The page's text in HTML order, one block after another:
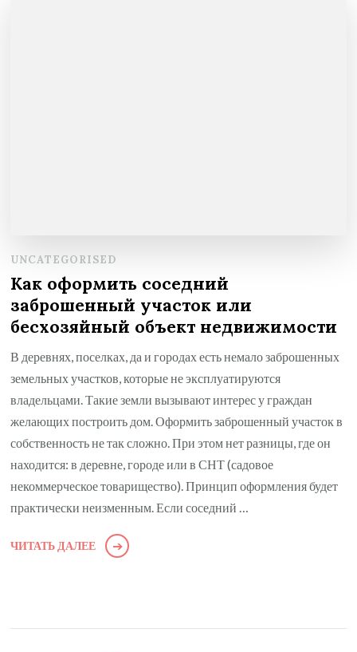
UNCATEGORISED
Как оформить соседний
заброшенный участок или
бесхозяйный объект недвижимости
В деревнях, поселках, да и городах есть немало заброшенных
земельных участков, которые не эксплуатируются
владельцами. Такие земли вызывают интерес у граждан
желающих построить дом. Оформить заброшенный участок в
собственность не так сложно. При этом нет разницы, где он
находится: в деревне, городе или в СНТ (садовое
некоммерческое товарищество). Принцип оформления будет
практически неизменным. Если соседний …
ЧИТАТЬ ДАЛЕЕ